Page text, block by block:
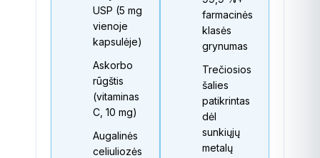
USP (5 mg
vienoje
kapsulėje)
Askorbo
rūgštis
(vitaminas
C, 10 mg)
Augalinės
celiuliozės
farmacinės
klasės
grynumas
Trečiosios
šalies
patikrintas
dėl
sunkiųjų
metalų